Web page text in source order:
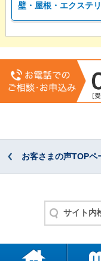
壁・屋根・エクステ
お客さまの声TOPペ